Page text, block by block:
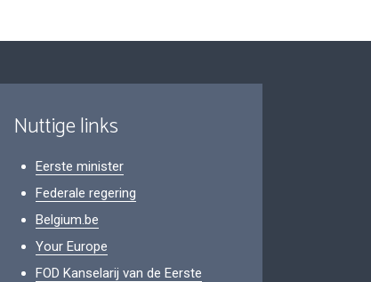
Nuttige links
Eerste minister
Federale regering
Belgium.be
Your Europe
FOD Kanselarij van de Eerste